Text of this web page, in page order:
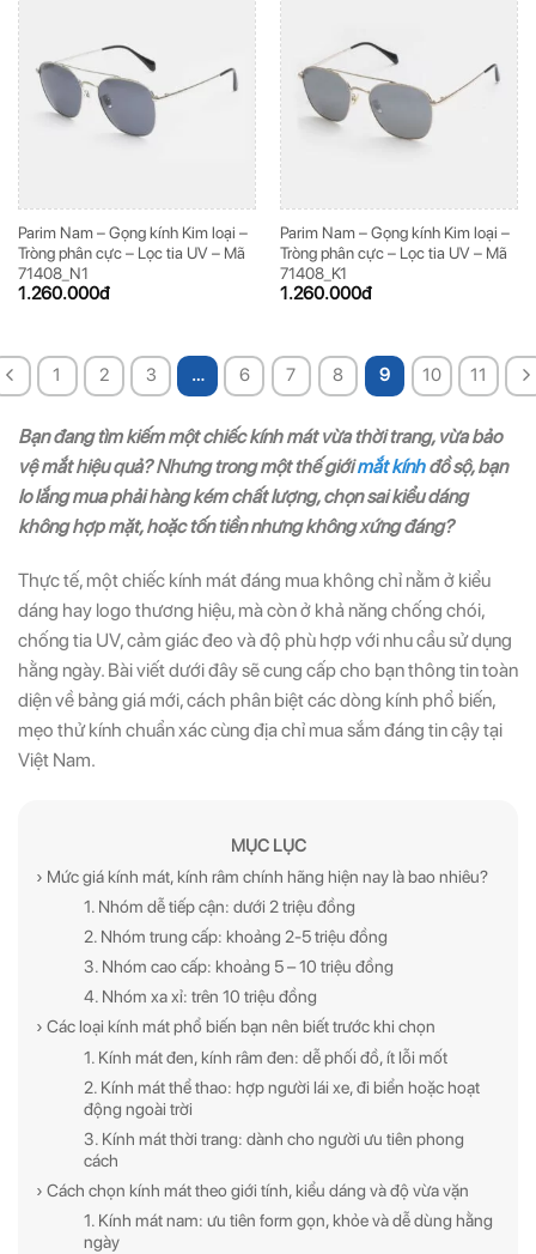
Parim Nam – Gọng kính Kim loại –
Tròng phân cực – Lọc tia UV – Mã
71408_N1
1.260.000đ
Parim Nam – Gọng kính Kim loại –
Tròng phân cực – Lọc tia UV – Mã
71408_K1
1.260.000đ
1 2 3 … 6 7 8 9 10 11
Bạn đang tìm kiếm một chiếc kính mát vừa thời trang, vừa bảo
vệ mắt hiệu quả? Nhưng trong một thế giớimắt kínhđồ sộ, bạn
lo lắng mua phải hàng kém chất lượng, chọn sai kiểu dáng
không hợp mặt, hoặc tốn tiền nhưng không xứng đáng?
Thực tế, một chiếc kính mát đáng mua không chỉ nằm ở kiểu
dáng hay logo thương hiệu, mà còn ở khả năng chống chói,
chống tia UV, cảm giác đeo và độ phù hợp với nhu cầu sử dụng
hằng ngày. Bài viết dưới đây sẽ cung cấp cho bạn thông tin toàn
diện về bảng giá mới, cách phân biệt các dòng kính phổ biến,
mẹo thử kính chuẩn xác cùng địa chỉ mua sắm đáng tin cậy tại
Việt Nam.
MỤC LỤC
› Mức giá kính mát, kính râm chính hãng hiện nay là bao nhiêu?
1. Nhóm dễ tiếp cận: dưới 2 triệu đồng
2. Nhóm trung cấp: khoảng 2-5 triệu đồng
3. Nhóm cao cấp: khoảng 5 – 10 triệu đồng
4. Nhóm xa xỉ: trên 10 triệu đồng
› Các loại kính mát phổ biến bạn nên biết trước khi chọn
1. Kính mát đen, kính râm đen: dễ phối đồ, ít lỗi mốt
2. Kính mát thể thao: hợp người lái xe, đi biển hoặc hoạt
động ngoài trời
3. Kính mát thời trang: dành cho người ưu tiên phong
cách
› Cách chọn kính mát theo giới tính, kiểu dáng và độ vừa vặn
1. Kính mát nam: ưu tiên form gọn, khỏe và dễ dùng hằng
ngày